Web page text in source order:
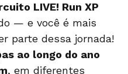
LIVE! Run XP
— e você é mais
parte dessa jornada!
ao longo do ano
, em diferentes